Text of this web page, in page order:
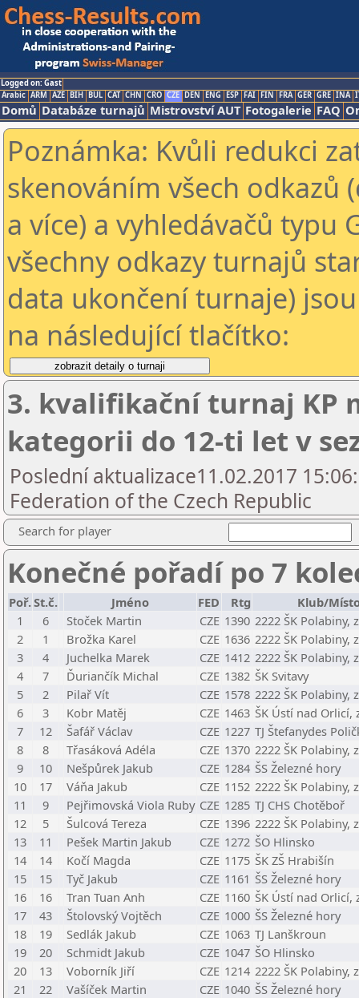
Logged on: Gast
Arabic ARM AZE BIH BUL CAT CHN CRO CZE DEN ENG ESP FAI FIN FRA GER GRE INA
Domů Databáze turnajů Mistrovství AUT Fotogalerie FAQ
Poznámka: Kvůli redukci
skenováním všech odkazů
a více) a vyhledávačů typu
všechny odkazy turnajů
data ukončení turnaje)
na následující tlačítko:
3. kvalifikační turnaj KP
kategorii do 12-ti let v
Poslední aktualizace11.02.2017
Federation of the Czech Republic
Search for player
Konečné pořadí po 7
Poř.St.č. Jméno FED Rtg
Klub/
1
6 Stoček Martin CZE 1390 2222 ŠK Polabiny,
2
1 Brožka Karel CZE 1636 2222 ŠK Polabiny,
3
4 Juchelka Marek CZE 1412 2222 ŠK Polabiny,
4
7 Ďuriančík Michal CZE 1382 ŠK Svitavy
5
2 Pilař Vít CZE 1578 2222 ŠK Polabiny,
6
3 Kobr Matěj CZE 1463 ŠK Ústí nad Orlicí,
7
12 Šafář Václav CZE 1227 TJ Štefanydes
8
8 Třasáková Adéla CZE 1370 2222 ŠK Polabiny,
9
10 Nešpůrek Jakub CZE 1284 ŠS Železné hory
10
17 Váňa Jakub CZE 1152 2222 ŠK Polabiny,
11
9 Pejřimovská Viola Ruby CZE 1285 TJ CHS Chotěboř
12
5 Šulcová Tereza CZE 1396 2222 ŠK Polabiny,
13
11 Pešek Martin Jakub CZE 1272 ŠO Hlinsko
14
14 Kočí Magda CZE 1175 ŠK ZŠ Hrabišín
15
15 Tyč Jakub CZE 1161 ŠS Železné hory
16
16 Tran Tuan Anh CZE 1160 ŠK Ústí nad Orlicí,
17
43 Štolovský Vojtěch CZE 1000 ŠS Železné hory
18
19 Sedlák Jakub CZE 1063 TJ Lanškroun
19
20 Schmidt Jakub CZE 1047 ŠO Hlinsko
20
13 Voborník Jiří CZE 1214 2222 ŠK Polabiny,
21
22 Vašíček Martin CZE 1040 ŠS Železné hory